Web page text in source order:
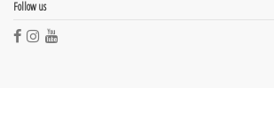
Follow us